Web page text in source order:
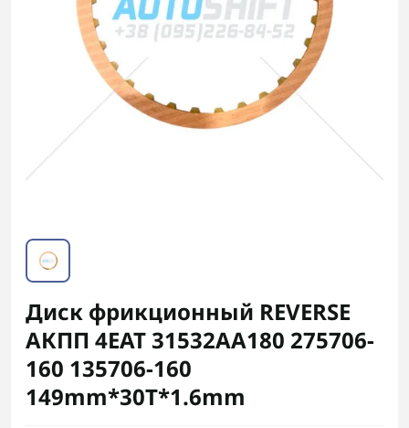
Диск фрикционный REVERSE
АКПП 4EAT 31532AA180 275706-
160 135706-160
149mm*30T*1.6mm